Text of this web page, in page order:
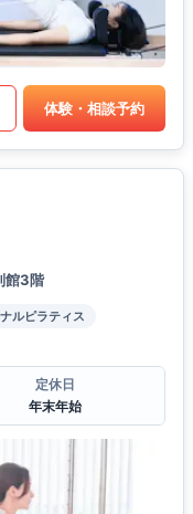
体験・相談予約
館3階
ルピラティス
定休日
年末年始